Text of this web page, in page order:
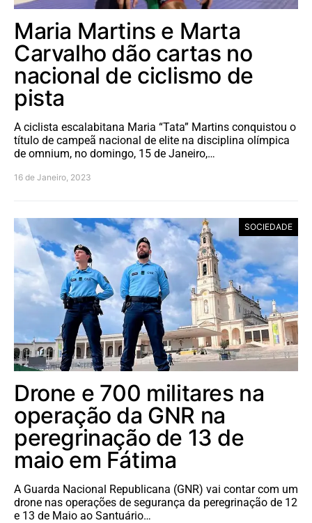
Maria Martins e Marta
Carvalho dão cartas no
nacional de ciclismo de
pista
A ciclista escalabitana Maria “Tata” Martins conquistou o
título de campeã nacional de elite na disciplina olímpica
de omnium, no domingo, 15 de Janeiro,…
16 de Janeiro, 2023
SOCIEDADE
Drone e 700 militares na
operação da GNR na
peregrinação de 13 de
maio em Fátima
A Guarda Nacional Republicana (GNR) vai contar com um
drone nas operações de segurança da peregrinação de 12
e 13 de Maio ao Santuário…